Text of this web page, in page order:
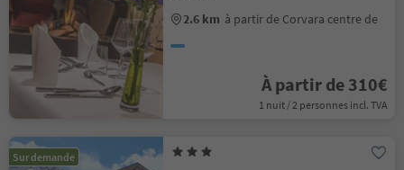
2.6 km à partir de Corvara centre de
À partir de 310€
1 nuit / 2 personnes incl. TVA
Sur demande